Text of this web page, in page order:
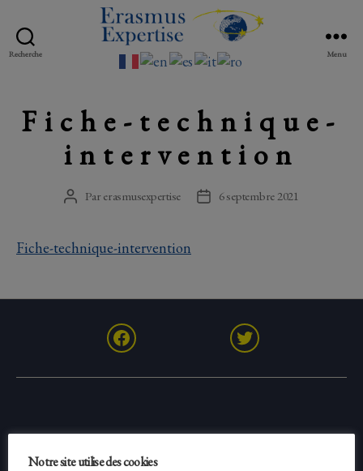
Recherche
Erasmus
Menu
Fiche-technique-
intervention
Auteur
Parerasmusexpertise
Date6 septembre 2021
Fiche-technique-intervention
Facebook Twitter
Erasmus Expertise
Notre site utilise des cookies